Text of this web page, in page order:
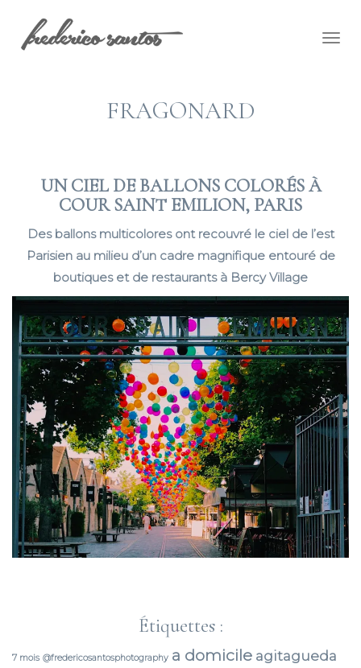
FRAGONARD
UN CIEL DE BALLONS COLORÉS À
COUR SAINT EMILION, PARIS
Des ballons multicolores ont recouvré le ciel de l’est
Parisien au milieu d’un cadre magnifique entouré de
boutiques et de restaurants à Bercy Village
Étiquettes :
7 mois @fredericosantosphotography a domicile agitagueda